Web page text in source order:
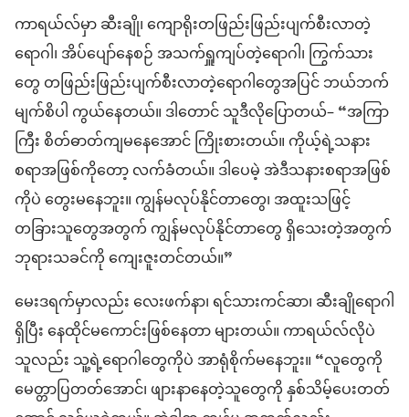
ကာရယ်လ်မှာ ဆီးချို၊ ကျောရိုးတဖြည်းဖြည်းပျက်စီးလာတဲ့
ရောဂါ၊ အိပ်ပျော်နေစဉ် အသက်ရှူကျပ်တဲ့ရောဂါ၊ ကြွက်သား
တွေ တဖြည်းဖြည်းပျက်စီးလာတဲ့ရောဂါတွေအပြင် ဘယ်ဘက်
မျက်စိပါ ကွယ်နေတယ်။ ဒါတောင် သူဒီလိုပြောတယ်– “အကြာ
ကြီး စိတ်ဓာတ်ကျမနေအောင် ကြိုးစားတယ်။ ကိုယ့်ရဲ့သနား
စရာအဖြစ်ကိုတော့ လက်ခံတယ်။ ဒါပေမဲ့ အဲဒီသနားစရာအဖြစ်
ကိုပဲ တွေးမနေဘူး။ ကျွန်မလုပ်နိုင်တာတွေ၊ အထူးသဖြင့်
တခြားသူတွေအတွက် ကျွန်မလုပ်နိုင်တာတွေ ရှိသေးတဲ့အတွက်
ဘုရားသခင်ကို ကျေးဇူးတင်တယ်။”
မေးဒရက်မှာလည်း လေးဖက်နာ၊ ရင်သားကင်ဆာ၊ ဆီးချိုရောဂါ
ရှိပြီး နေထိုင်မကောင်းဖြစ်နေတာ များတယ်။ ကာရယ်လ်လိုပဲ
သူလည်း သူ့ရဲ့ရောဂါတွေကိုပဲ အာရုံစိုက်မနေဘူး။ “လူတွေကို
မေတ္တာပြတတ်အောင်၊ ဖျားနာနေတဲ့သူတွေကို နှစ်သိမ့်ပေးတတ်